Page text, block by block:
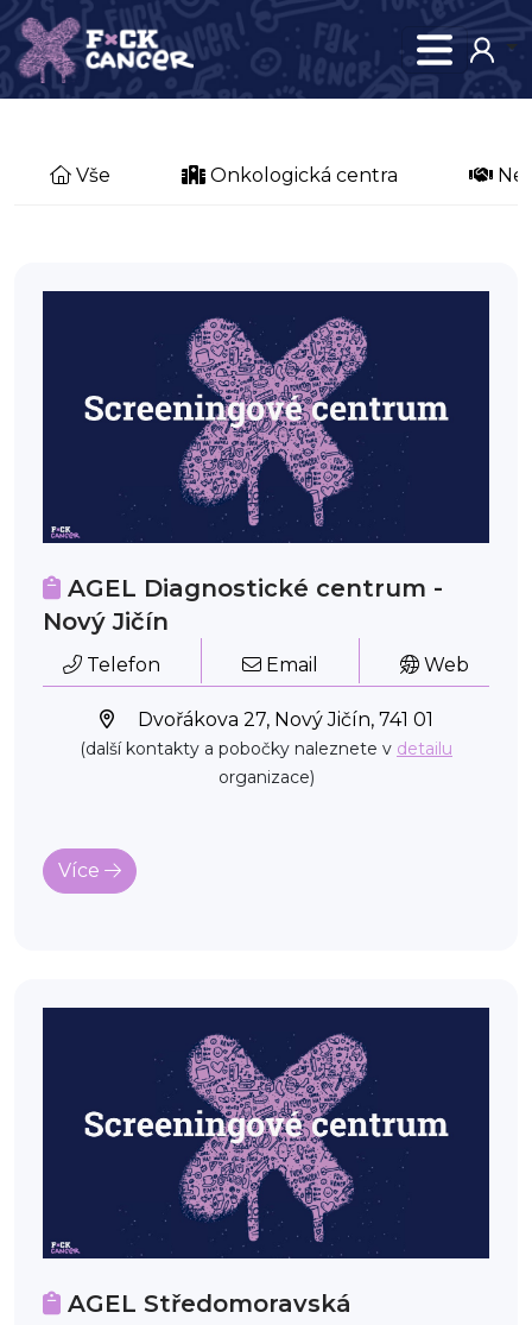
Vše Onkologická centra
AGEL Diagnostické centrum -
Nový Jičín
Telefon Email Web
Dvořákova 27, Nový Jičín, 741 01
(další kontakty a pobočky naleznete v detailu
organizace)
Více
AGEL Středomoravská